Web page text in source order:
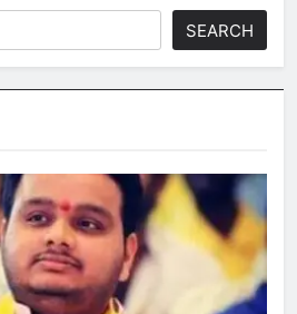
SEARCH